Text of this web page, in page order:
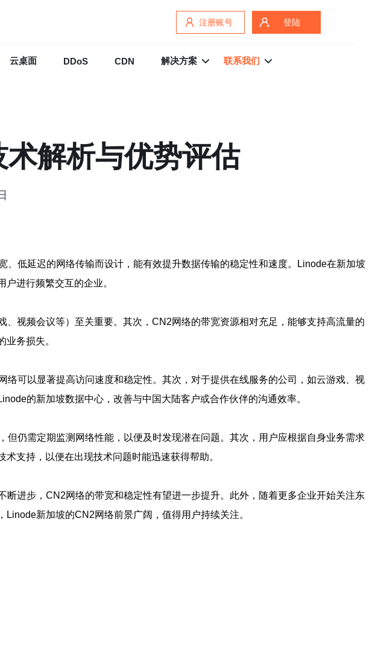
注册账号 登陆
云桌面 DDoS CDN 解决方案 联系我们
解析与优势评估
低延迟的网络传输而设计，能有效提升数据传输的稳定性和速度。Linode在新加坡
进行频繁交互的企业。
视频会议等）至关重要。其次，CN2网络的带宽资源相对充足，能够支持高流量的
务损失。
可以显著提高访问速度和稳定性。其次，对于提供在线服务的公司，如云游戏、视
的新加坡数据中心，改善与中国大陆客户或合作伙伴的沟通效率。
仍需定期监测网络性能，以便及时发现潜在问题。其次，用户应根据自身业务需求
支持，以便在出现技术问题时能迅速获得帮助。
进步，CN2网络的带宽和稳定性有望进一步提升。此外，随着更多企业开始关注东
新加坡的CN2网络前景广阔，值得用户持续关注。